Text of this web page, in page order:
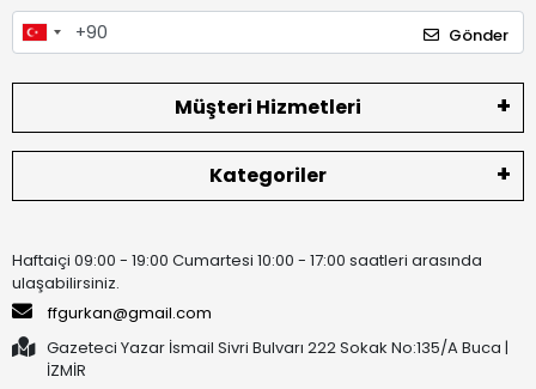
Gönder
Müşteri Hizmetleri
Kategoriler
Haftaiçi 09:00 - 19:00 Cumartesi 10:00 - 17:00 saatleri arasında
ulaşabilirsiniz.
ffgurkan@gmail.com
Gazeteci Yazar İsmail Sivri Bulvarı 222 Sokak No:135/A Buca |
İZMİR